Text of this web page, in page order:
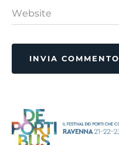
Website
INVIA COMMENTO